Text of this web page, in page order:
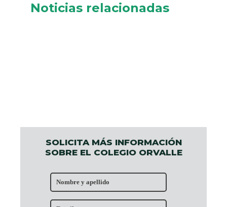
SOLICITA MÁS INFORMACIÓN
SOBRE EL COLEGIO ORVALLE
Noticias relacionadas